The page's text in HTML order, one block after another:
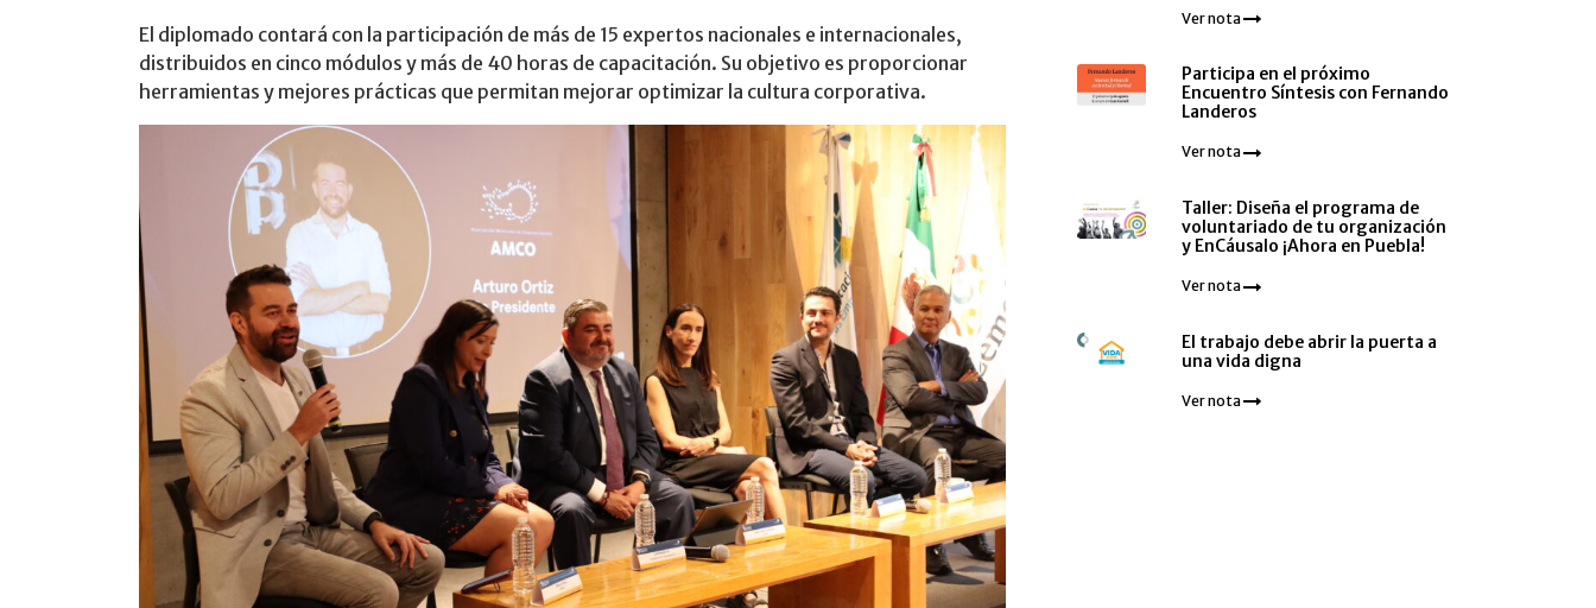
El diplomado contará con la participación de más de 15 expertos nacionales e internacionales,
distribuidos en cinco módulos y más de 40 horas de capacitación. Su objetivo es proporcionar
herramientas y mejores prácticas que permitan mejorar optimizar la cultura corporativa.
Ver nota
Participa en el próximo
Encuentro Síntesis con Fernando
Landeros
Ver nota
Taller: Diseña el programa de
voluntariado de tu organización
y EnCáusalo ¡Ahora en Puebla!
Ver nota
El trabajo debe abrir la puerta a
una vida digna
Ver nota